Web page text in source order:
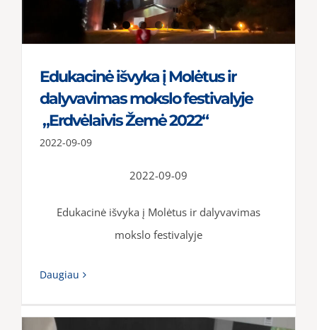
Edukacinė išvyka į Molėtus ir
dalyvavimas mokslo festivalyje
„Erdvėlaivis Žemė 2022“
2022-09-09
2022-09-09
Edukacinė išvyka į Molėtus ir dalyvavimas
mokslo festivalyje
Daugiau